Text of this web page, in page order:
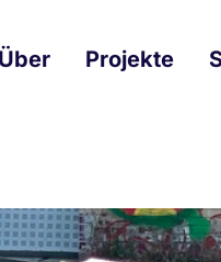
Über Projekte